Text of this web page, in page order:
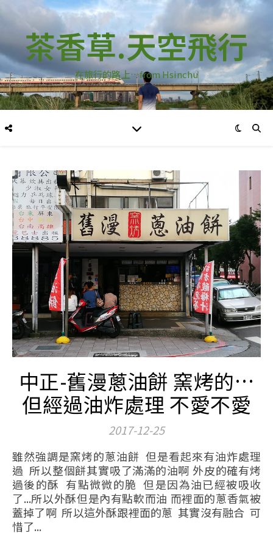
茶香草.天空飛行
在旅行的路上…from Hsinchu
中正-舊漫蔥油餅 窯烤的…
但經過油炸處理 不愛不愛
2017-12-25
雖然強調是窯烤的蔥油餅 但是看起來有油炸處理
過 所以整個餅其實吸了滿滿的油啊 外皮的確有烤
過後的酥 有點微微的脆 但是因為油已經被吸收
了...所以外酥但是內有點軟而油 而裡面的蔥香氣被
蓋掉了啊 所以這外酥跟裡面的蔥 其實沒有融合 可
惜了...